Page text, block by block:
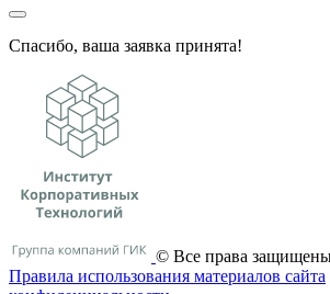
Спасибо, ваша заявка принята!
© Все права
Правила использования материалов сайта